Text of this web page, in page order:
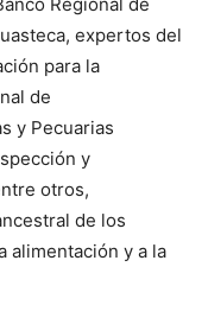
expertos del
para la
de
y Pecuarias
y
otros,
de los
alimentación y a la